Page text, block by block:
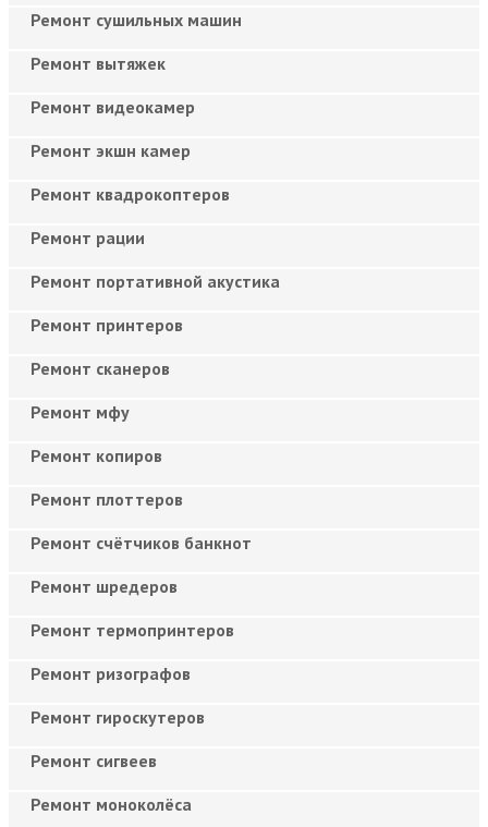
Ремонт сушильных машин
Ремонт вытяжек
Ремонт видеокамер
Ремонт экшн камер
Ремонт квадрокоптеров
Ремонт рации
Ремонт портативной акустика
Ремонт принтеров
Ремонт сканеров
Ремонт мфу
Ремонт копиров
Ремонт плоттеров
Ремонт счётчиков банкнот
Ремонт шредеров
Ремонт термопринтеров
Ремонт ризографов
Ремонт гироскутеров
Ремонт сигвеев
Ремонт моноколёса